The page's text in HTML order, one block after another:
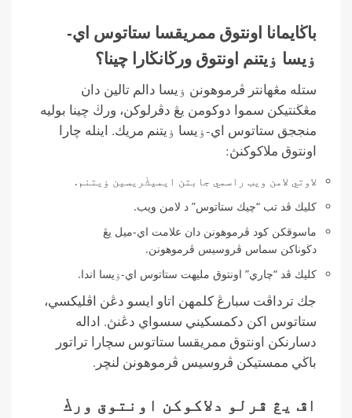
باڬايمانا اونتوق ممريقسا ستاتوس اي-
ۏيسا ۏيتنم اونتوق ورڬانڬارا چينا؟
ستله مڠهانتر ڤرموهونن ۏيسا دالم تالين دان
مڠڬنتيكن سموا دوكومن يڠ دڤرلوكن، ورڬ چينا بوليه
منججق ستاتوس اي-ۏيسا ۏيتنم مريك. اينله چارا
اونتوق ملاكوكنڽ:
لاوتي لامن ويب راسمي جابتن ايميڬريسين ۏيتنم.
كليك ڤد تب “چيك ستاتوس” د لامن ويب.
ماسوقكن كود ڤرموهونن دان علامت اي-ميل يڠ
دڬوناكن سماس ڤروسيس ڤرموهونن.
كليك ڤد “چاري” اونتوق مليهت ستاتوس اي-ۏيسا اندا.
جك ترداڤت سبارڠ كلمهن اتاو ايسو دڠن اڤليكسي،
ستاتوس اكن دكمسكيني سسواي دڠنڽ. اداله
دسارنكن اونتوق ممريقسا ستاتوس سچارا تراتور
باڬي ممستيكن ڤروسيس ڤرموهونن لنچر.
اڤ يڠ ڤرلو دلاكوكن اونتوق ورڬ